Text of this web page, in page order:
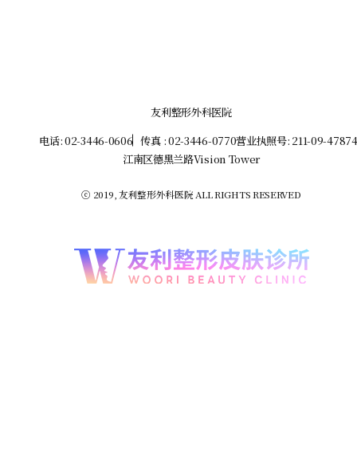
友利整形外科医院
电话: 02-3446-0606 传真 : 02-3446-0770营业执照号: 211-09-47874
江南区德黑兰路Vision Tower
ⓒ 2019, 友利整形外科医院 ALL RIGHTS RESERVED